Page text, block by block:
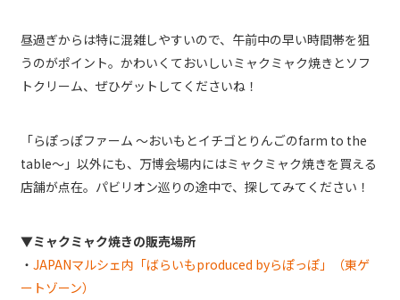
昼過ぎからは特に混雑しやすいので、午前中の早い時間帯を狙
うのがポイント。かわいくておいしいミャクミャク焼きとソフ
トクリーム、ぜひゲットしてくださいね！
「らぽっぽファーム ～おいもとイチゴとりんごのfarm to the
table～」以外にも、万博会場内にはミャクミャク焼きを買える
店舗が点在。パビリオン巡りの途中で、探してみてください！
▼ミャクミャク焼きの販売場所
・ JAPANマルシェ内「ばらいもproduced byらぽっぽ」（東ゲ
ートゾーン）